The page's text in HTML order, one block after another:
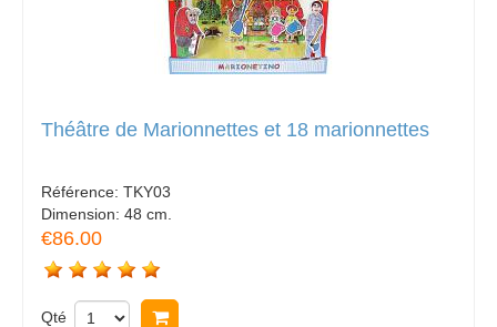
Théâtre de Marionnettes et 18 marionnettes
Référence: TKY03
Dimension: 48 cm.
€86.00
Qté